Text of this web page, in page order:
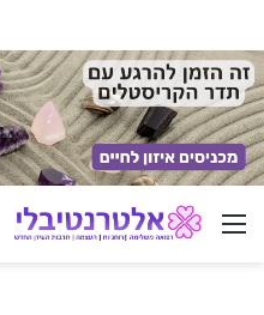
ניווט באתר